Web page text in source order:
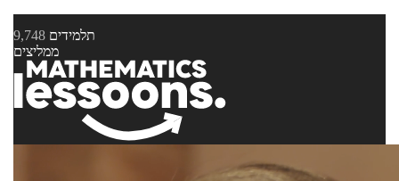
9,748 תלמידים
ממליצים